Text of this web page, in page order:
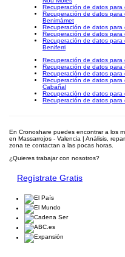
Recuperación de datos para
Recuperación de datos para
Benimámet
Recuperación de datos para
Recuperación de datos para
Recuperación de datos para
Beniferri
Recuperación de datos para
Recuperación de datos para
Recuperación de datos para
Recuperación de datos para
Cabañal
Recuperación de datos para
Recuperación de datos para
En Cronoshare puedes encontrar a los
en Massarrojos - Valencia | Análisis,
zona te contactan a las pocas horas.
¿Quieres trabajar con nosotros?
Regístrate Gratis